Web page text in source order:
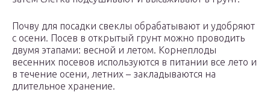
Почву для посадки свеклы обрабатывают и удобряют
с осени. Посев в открытый грунт можно проводить
двумя этапами: весной и летом. Корнеплоды
весенних посевов используются в питании все лето и
в течение осени, летних – закладываются на
длительное хранение.